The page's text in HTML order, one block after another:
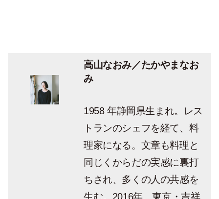
高山なおみ／たかやまなお
み
1958 年静岡県生まれ。レス
トランのシェフを経て、料
理家になる。文章も料理と
同じくからだの実感に裏打
ちされ、多くの人の共感を
生む。2016年、東京・吉祥